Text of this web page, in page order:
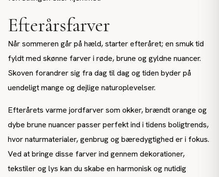
Efterårsfarver
Når sommeren går på hæld, starter efteråret; en smuk tid
fyldt med skønne farver i røde, brune og gyldne nuancer.
Skoven forandrer sig fra dag til dag og tiden byder på
uendeligt mange og dejlige naturoplevelser.
Efterårets varme jordfarver som okker, brændt orange og
dybe brune nuancer passer perfekt ind i tidens boligtrends,
hvor naturmaterialer, genbrug og bæredygtighed er i fokus.
Ved at bringe disse farver ind gennem dekorationer,
tekstiler og lys kan du skabe en harmonisk og nutidig